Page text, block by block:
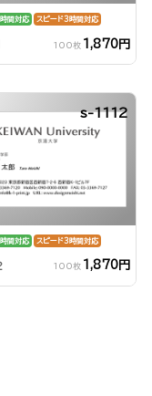
間対応 スピード3時間対応
100枚 1,870円
s-1112
間対応 スピード3時間対応
100枚 1,870円